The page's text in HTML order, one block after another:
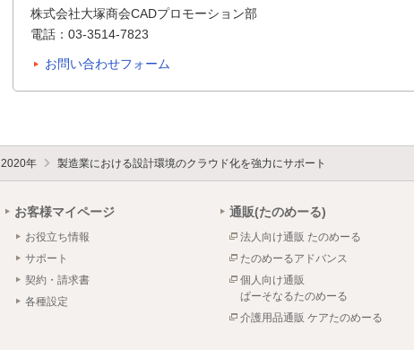
株式会社大塚商会CADプロモーション部
電話：03-3514-7823
お問い合わせフォーム
2020年 製造業における設計環境のクラウド化を強力にサポート
お客様マイページ
お役立ち情報
サポート
契約・請求書
各種設定
通販(たのめーる)
法人向け通販 たのめーる
たのめーるアドバンス
個人向け通販
ぱーそなるたのめーる
介護用品通販 ケアたのめーる